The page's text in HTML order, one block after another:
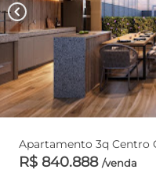
chevron_left
Apartamento 3q Centro
R$ 840.888 /venda